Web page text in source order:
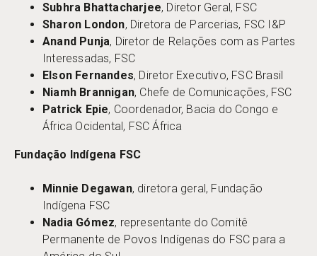
Subhra Bhattacharjee, Diretor Geral, FSC
Sharon London, Diretora de Parcerias, FSC I&P
Anand Punja, Diretor de Relações com as Partes
Interessadas, FSC
Elson Fernandes, Diretor Executivo, FSC Brasil
Niamh Brannigan, Chefe de Comunicações, FSC
Patrick Epie, Coordenador, Bacia do Congo e
África Ocidental, FSC África
Fundação Indígena FSC
Minnie Degawan, diretora geral, Fundação
Indígena FSC
Nadia Gómez, representante do Comitê
Permanente de Povos Indígenas do FSC para a